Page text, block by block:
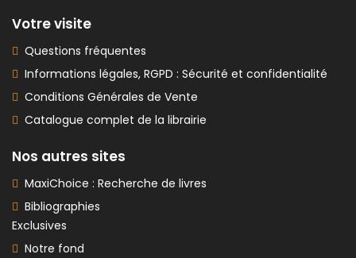
Votre visite
Questions fréquentes
Informations légales, RGPD : Sécurité et confidentialité
Conditions Générales de Vente
Catalogue complet de la librairie
Nos autres sites
MaxiChoice : Recherche de livres
Bibliographies
Exclusives
Notre fond